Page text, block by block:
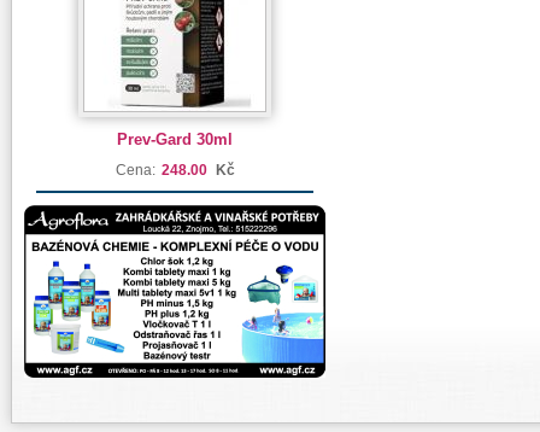
Prev-Gard 30ml
Cena: 248.00 Kč